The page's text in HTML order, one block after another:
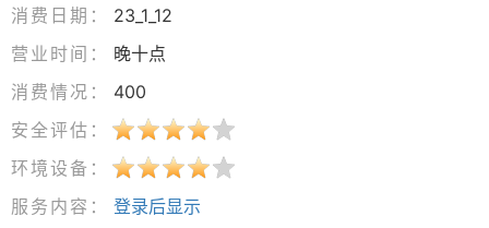
消费日期：
23_1_12
营业时间：
晚十点
消费情况：
400
安全评估：
环境设备：
服务内容：
登录后显示